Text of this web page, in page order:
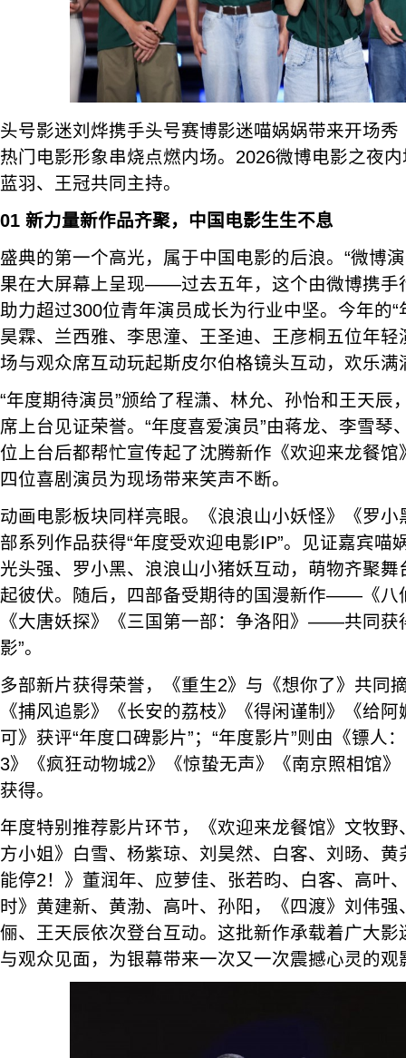
头号影迷刘烨携手头号赛博影迷喵娲娲带来开场
热门电影形象串烧点燃内场。2026微博电影之夜
蓝羽、王冠共同主持。
01 新力量新作品齐聚，中国电影生生不息
盛典的第一个高光，属于中国电影的后浪。“微博
果在大屏幕上呈现——过去五年，这个由微博携手
助力超过300位青年演员成长为行业中坚。今年的“
昊霖、兰西雅、李思潼、王圣迪、王彦桐五位年
场与观众席互动玩起斯皮尔伯格镜头互动，欢乐满
“年度期待演员”颁给了程潇、林允、孙怡和王天辰
席上台见证荣誉。“年度喜爱演员”由蒋龙、李雪琴
位上台后都帮忙宣传起了沈腾新作《欢迎来龙餐
四位喜剧演员为现场带来笑声不断。
动画电影板块同样亮眼。《浪浪山小妖怪》《罗
部系列作品获得“年度受欢迎电影IP”。见证嘉宾喵
光头强、罗小黑、浪浪山小猪妖互动，萌物齐聚
起彼伏。随后，四部备受期待的国漫新作——《八
《大唐妖探》《三国第一部：争洛阳》——共同获
影”。
多部新片获得荣誉，《重生2》与《想你了》共同
《捕风追影》《长安的荔枝》《得闲谨制》《给
可》获评“年度口碑影片”；“年度影片”则由《镖人
3》《疯狂动物城2》《惊蛰无声》《南京照相馆
获得。
年度特别推荐影片环节，《欢迎来龙餐馆》文牧
方小姐》白雪、杨紫琼、刘昊然、白客、刘旸、
能停2！》董润年、应萝佳、张若昀、白客、高叶
时》黄建新、黄渤、高叶、孙阳，《四渡》刘伟
俪、王天辰依次登台互动。这批新作承载着广大
与观众见面，为银幕带来一次又一次震撼心灵的观